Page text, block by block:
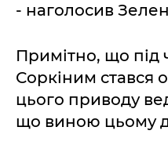
- наголосив
Примітно, що під
Соркіним стався
цього приводу
що виною цьому